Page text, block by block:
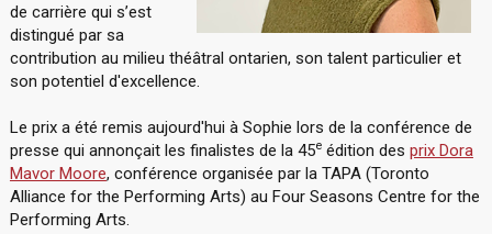
de carrière qui s’est
distingué par sa
contribution au milieu théâtral ontarien, son talent particulier et
son potentiel d'excellence.
Le prix a été remis aujourd'hui à Sophie lors de la conférence de
presse qui annonçait les finalistes de la 45eédition des prix Dora
Mavor Moore, conférence organisée par la TAPA (Toronto
Alliance for the Performing Arts) au Four Seasons Centre for the
Performing Arts.